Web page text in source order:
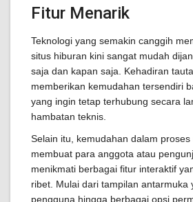
Fitur Menarik
Teknologi yang semakin canggih
situs hiburan kini sangat mudah
saja dan kapan saja. Kehadiran
memberikan kemudahan tersendiri
yang ingin tetap terhubung secara
hambatan teknis.
Selain itu, kemudahan dalam proses
membuat para anggota atau
menikmati berbagai fitur interaktif
ribet. Mulai dari tampilan antarmuka
pengguna hingga berbagai opsi